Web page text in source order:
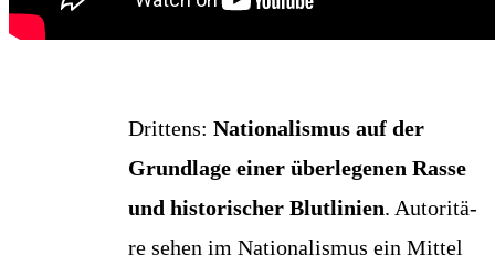
Drit­tens: Natio­na­lis­mus auf der
Grund­la­ge einer über­le­ge­nen Ras­se
und his­to­ri­scher Blut­li­ni­en. Auto­ri­tä­
re sehen im Natio­na­lis­mus ein Mit­tel